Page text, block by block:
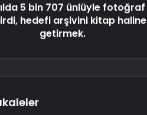
5 bin 707 ünlüyle fotoğraf
hedefi arşivini kitap haline
getirmek.